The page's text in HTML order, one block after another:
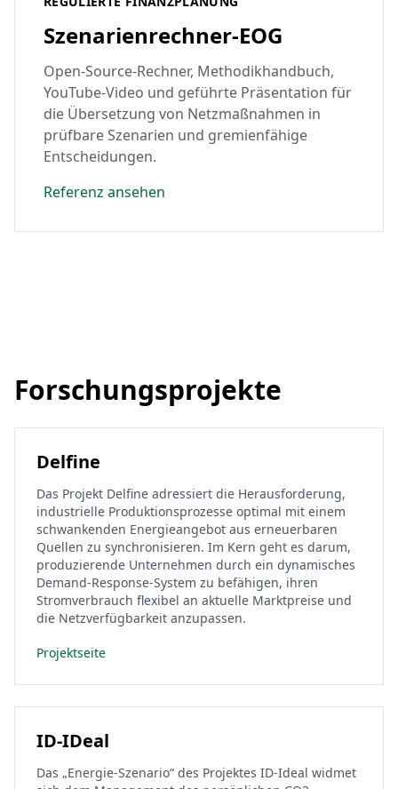
Szenarienrechner-EOG
Open-Source-Rechner, Methodikhandbuch,
YouTube-Video und geführte Präsentation für
die Übersetzung von Netzmaßnahmen in
prüfbare Szenarien und gremienfähige
Entscheidungen.
Referenz ansehen
Forschungsprojekte
Delfine
Das Projekt Delfine adressiert die Herausforderung,
industrielle Produktionsprozesse optimal mit einem
schwankenden Energieangebot aus erneuerbaren
Quellen zu synchronisieren. Im Kern geht es darum,
produzierende Unternehmen durch ein dynamisches
Demand-Response-System zu befähigen, ihren
Stromverbrauch flexibel an aktuelle Marktpreise und
die Netzverfügbarkeit anzupassen.
Projektseite
ID-IDeal
Das „Energie-Szenario“ des Projektes ID-Ideal widmet